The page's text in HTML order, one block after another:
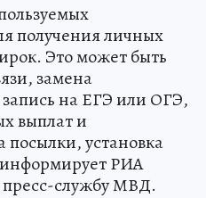
получения личных
Это может быть
замена
на ЕГЭ или ОГЭ,
выплат и
посылки, установка
РИА
пресс-службу МВД.